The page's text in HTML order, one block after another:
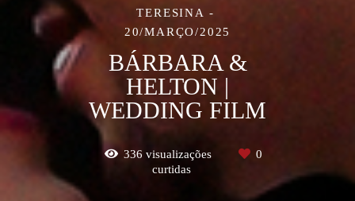
TERESINA
20/MARÇO/2025
BÁRBARA &
HELTON |
WEDDING FILM
336 visualizações
0
curtidas